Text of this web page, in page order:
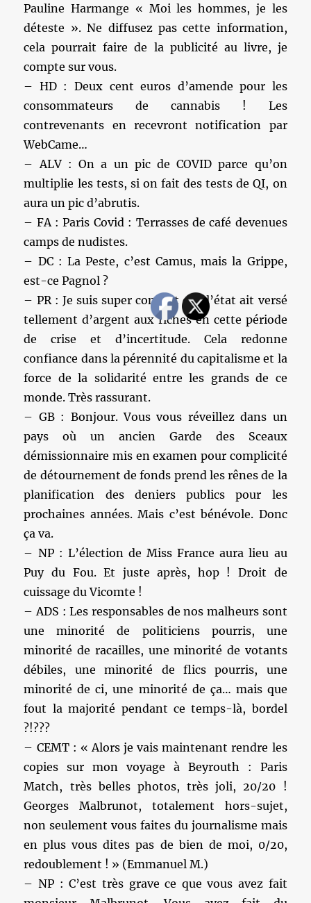
Pauline Harmange « Moi les hommes, je les
déteste ». Ne diffusez pas cette information,
cela pourrait faire de la publicité au livre, je
compte sur vous.
– HD : Deux cent euros d’amende pour les
consommateurs de cannabis ! Les
contrevenants en recevront notification par
WebCame…
– ALV : On a un pic de COVID parce qu’on
multiplie les tests, si on fait des tests de QI, on
aura un pic d’abrutis.
– FA : Paris Covid : Terrasses de café devenues
camps de nudistes.
– DC : La Peste, c’est Camus, mais la Grippe,
est-ce Pagnol ?
– PR : Je suis super content que l’état ait versé
tellement d’argent aux riches en cette période
de crise et d’incertitude. Cela redonne
confiance dans la pérennité du capitalisme et la
force de la solidarité entre les grands de ce
monde. Très rassurant.
– GB : Bonjour. Vous vous réveillez dans un
pays où un ancien Garde des Sceaux
démissionnaire mis en examen pour complicité
de détournement de fonds prend les rênes de la
planification des deniers publics pour les
prochaines années. Mais c’est bénévole. Donc
ça va.
– NP : L’élection de Miss France aura lieu au
Puy du Fou. Et juste après, hop ! Droit de
cuissage du Vicomte !
– ADS : Les responsables de nos malheurs sont
une minorité de politiciens pourris, une
minorité de racailles, une minorité de votants
débiles, une minorité de flics pourris, une
minorité de ci, une minorité de ça… mais que
fout la majorité pendant ce temps-là, bordel
?!???
– CEMT : « Alors je vais maintenant rendre les
copies sur mon voyage à Beyrouth : Paris
Match, très belles photos, très joli, 20/20 !
Georges Malbrunot, totalement hors-sujet,
non seulement vous faites du journalisme mais
en plus vous dites pas de bien de moi, 0/20,
redoublement ! » (Emmanuel M.)
– NP : C’est très grave ce que vous avez fait